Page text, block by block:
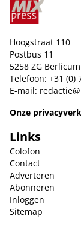
Hoogstraat 110
Postbus 11
5258 ZG Berlicum
Telefoon: +31 (0)
E-mail:
Onze
Links
Colofon
Contact
Adverteren
Abonneren
Inloggen
Sitemap